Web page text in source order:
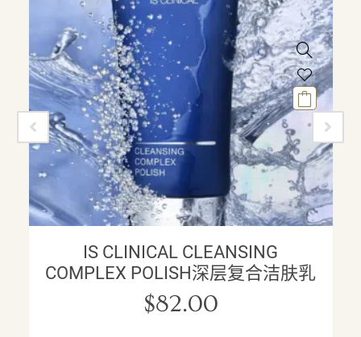
IS CLINICAL CLEANSING
COMPLEX POLISH深层复合洁肤乳
$82.00